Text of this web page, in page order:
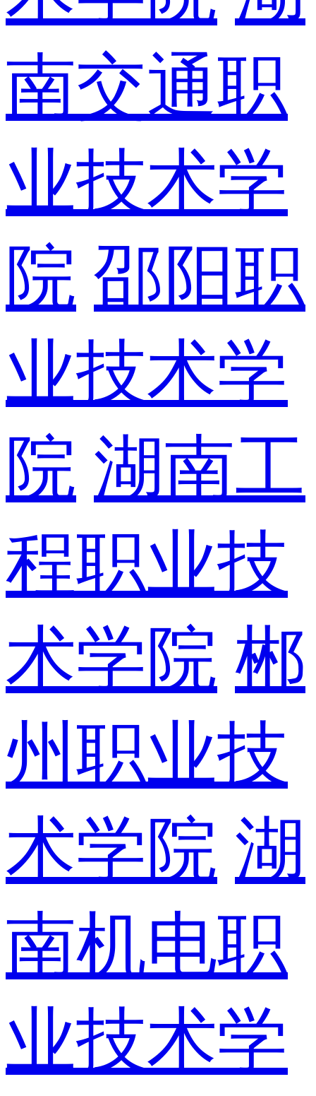
南交通职
业技术学
院 邵阳职
业技术学
院 湖南工
程职业技
术学院 郴
州职业技
术学院 湖
南机电职
业技术学